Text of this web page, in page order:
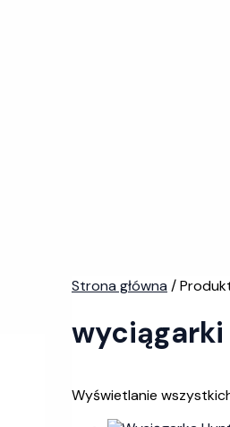
Strona główna /
wyciągarki
Wyświetlanie